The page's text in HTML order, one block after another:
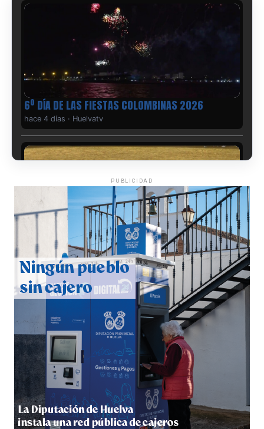
6º DÍA DE LAS FIESTAS COLOMBINAS 2026
hace 4 días · Huelvatv
QUINTA CORRIDA DE LAS FIESTAS COLOMBINAS
2026
hace 5 días·Huelvatv
5º DÍA DE LAS FIESTAS COLOMBINAS 2026
hace 5 días·Huelvatv
PUBLICIDAD